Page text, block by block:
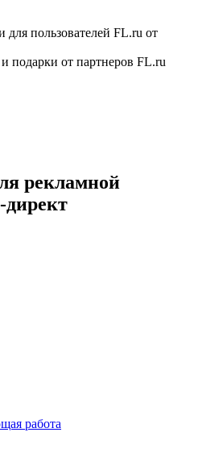
пользователей FL.ru от
подарки от партнеров FL.ru
рекламной
работа